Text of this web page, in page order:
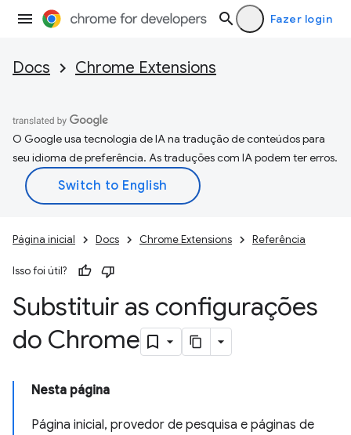
Fazer login
Docs Chrome Extensions
O Google usa tecnologia de IA na tradução de conteúdos para
seu idioma de preferência. As traduções com IA podem ter erros.
Página inicial Docs Chrome Extensions Referência
Isso foi útil?
Substituir as configurações
do Chrome
Nesta página
Página inicial, provedor de pesquisa e páginas de